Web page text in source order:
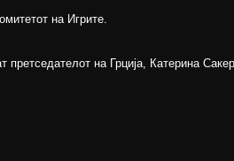
на Игрите.
претседателот на Грција, Катерина